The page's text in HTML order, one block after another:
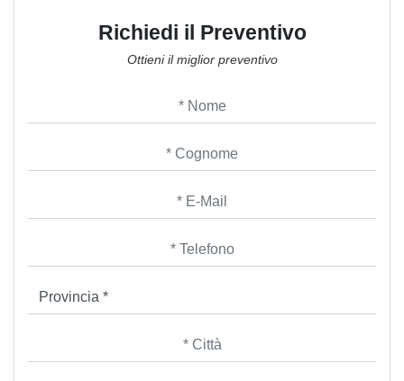
Richiedi il Preventivo
Ottieni il miglior preventivo